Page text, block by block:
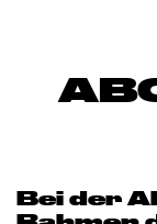
Bei der